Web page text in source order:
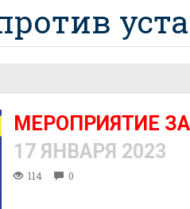
МЕРОПРИЯТИЕ
17 ЯНВАРЯ 2023
114 0